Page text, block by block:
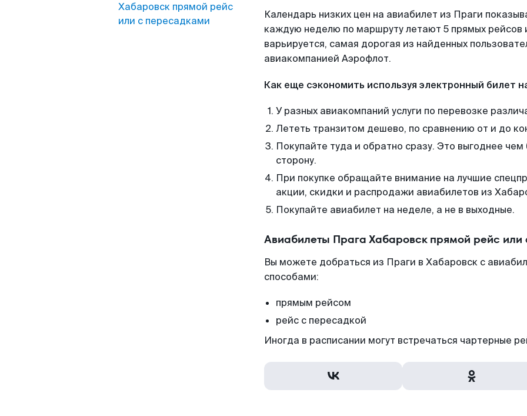
Хабаровск прямой рейс
или с пересадками
Календарь низких цен на авиабилет из Праги
каждую неделю по маршруту летают 5 прямых рейсов
варьируется, самая дорогая из найденных
авиакомпанией Аэрофлот.
Как еще сэкономить используя электронный билет
У разных авиакомпаний услуги по перевозке
Лететь транзитом дешево, по сравнению от и до
Покупайте туда и обратно сразу. Это выгоднее
сторону.
При покупке обращайте внимание на лучшие
акции, скидки и распродажи авиабилетов из
Покупайте авиабилет на неделе, а не в выходные.
Авиабилеты Прага Хабаровск прямой рейс
Вы можете добраться из Праги в Хабаровск с
способами:
прямым рейсом
рейс с пересадкой
Иногда в расписании могут встречаться чартерные